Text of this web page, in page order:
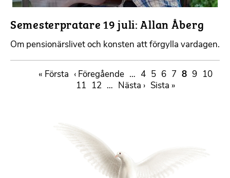
Semesterpratare 19 juli: Allan Åberg
Om pensionärslivet och konsten att förgylla vardagen.
Paginering
First
« Första
Föregående
sida
‹ Föregående … Sida
4 Sida
5 Sida
6 Sida
7 Sida
8 Sida
9 Sida
10
Sida
11 Sida
12 …
Nästa
Nästa ›
Sista
Sista »